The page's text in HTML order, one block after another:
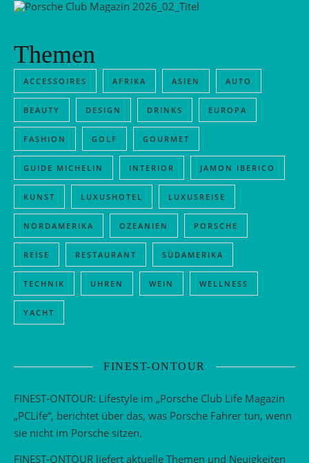
Themen
ACCESSOIRES AFRIKA ASIEN AUTO
BEAUTY DESIGN DRINKS EUROPA
FASHION GOLF GOURMET
GUIDE MICHELIN INTERIOR JAMON IBERICO
KUNST LUXUSHOTEL LUXUSREISE
NORDAMERIKA OZEANIEN PORSCHE
REISE RESTAURANT SÜDAMERIKA
TECHNIK UHREN WEIN WELLNESS
YACHT
FINEST-ONTOUR
FINEST-ONTOUR: Lifestyle im „Porsche Club Life Magazin
„PCLife“, berichtet über das, was Porsche Fahrer tun, wenn
sie nicht im Porsche sitzen.
FINEST-ONTOUR liefert aktuelle Themen und Neuigkeiten